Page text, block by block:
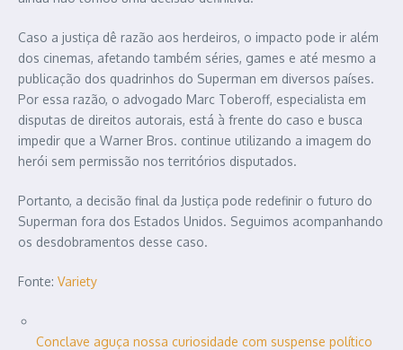
Caso a justiça dê razão aos herdeiros, o impacto pode ir além
dos cinemas, afetando também séries, games e até mesmo a
publicação dos quadrinhos do Superman em diversos países.
Por essa razão, o advogado Marc Toberoff, especialista em
disputas de direitos autorais, está à frente do caso e busca
impedir que a Warner Bros. continue utilizando a imagem do
herói sem permissão nos territórios disputados.
Portanto, a decisão final da Justiça pode redefinir o futuro do
Superman fora dos Estados Unidos. Seguimos acompanhando
os desdobramentos desse caso.
Fonte: Variety
Conclave aguça nossa curiosidade com suspense político